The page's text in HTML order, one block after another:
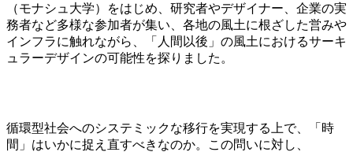
（モナシュ大学）をはじめ、研究者やデザイナー、企業の実
務者など多様な参加者が集い、各地の風土に根ざした営みや
インフラに触れながら、「人間以後」の風土におけるサーキ
ュラーデザインの可能性を探りました。
循環型社会へのシステミックな移行を実現する上で、「時
間」はいかに捉え直すべきなのか。この問いに対し、